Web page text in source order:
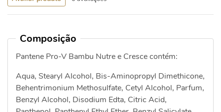
Composição
Pantene Pro-V Bambu Nutre e Cresce contém:
Aqua, Stearyl Alcohol, Bis-Aminopropyl Dimethicone,
Behentrimonium Methosulfate, Cetyl Alcohol, Parfum,
Benzyl Alcohol, Disodium Edta, Citric Acid,